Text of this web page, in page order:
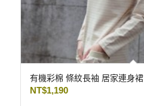
有機彩棉 條紋長袖 居家連身裙
NT$1,190